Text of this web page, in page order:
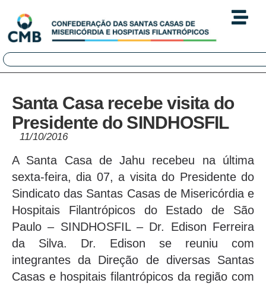
Santa Casa recebe visita do
Presidente do SINDHOSFIL
11/10/2016
A Santa Casa de Jahu recebeu na última
sexta-feira, dia 07, a visita do Presidente do
Sindicato das Santas Casas de Misericórdia e
Hospitais Filantrópicos do Estado de São
Paulo – SINDHOSFIL – Dr. Edison Ferreira
da Silva. Dr. Edison se reuniu com
integrantes da Direção de diversas Santas
Casas e hospitais filantrópicos da região com